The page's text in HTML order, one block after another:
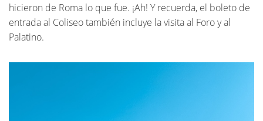
hicieron de Roma lo que fue. ¡Ah! Y recuerda, el boleto de
entrada al Coliseo también incluye la visita al Foro y al
Palatino.